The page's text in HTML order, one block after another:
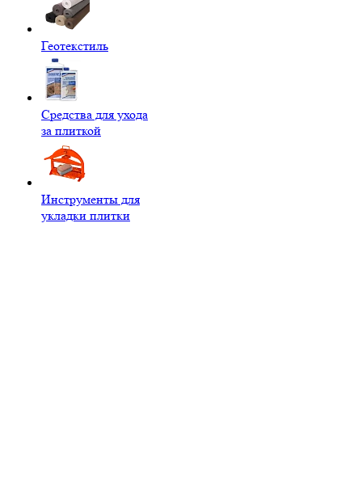
Геотекстиль
Средства для ухода
за плиткой
Инструменты для
укладки плитки